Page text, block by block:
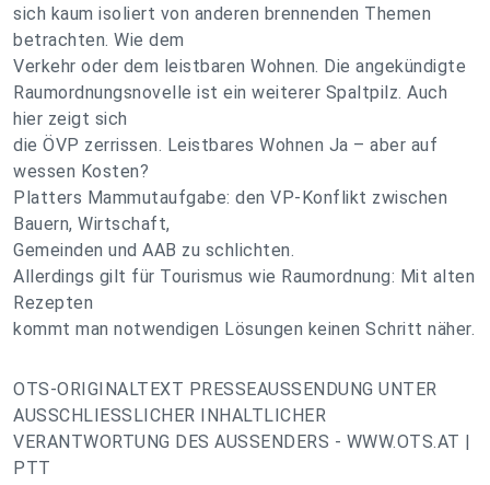
sich kaum isoliert von anderen brennenden Themen
betrachten. Wie dem
Verkehr oder dem leistbaren Wohnen. Die angekündig­te
Raumordnungsnovelle ist ein weiterer Spaltpilz. Auch
hier zeigt sich
die ÖVP zerrissen. Leistbares Wohnen Ja – aber auf
wessen Kosten?
Platters Mammutaufgabe: den VP-Konflikt zwischen
Bauern, Wirtschaft,
Gemeinden und AAB zu schlichten.
Allerdings gilt für Tourismus wie Raumordnung: Mit alten
Rezepten
kommt man notwendigen Lösungen keinen Schritt näher.
OTS-ORIGINALTEXT PRESSEAUSSENDUNG UNTER
AUSSCHLIESSLICHER INHALTLICHER
VERANTWORTUNG DES AUSSENDERS - WWW.OTS.AT |
PTT